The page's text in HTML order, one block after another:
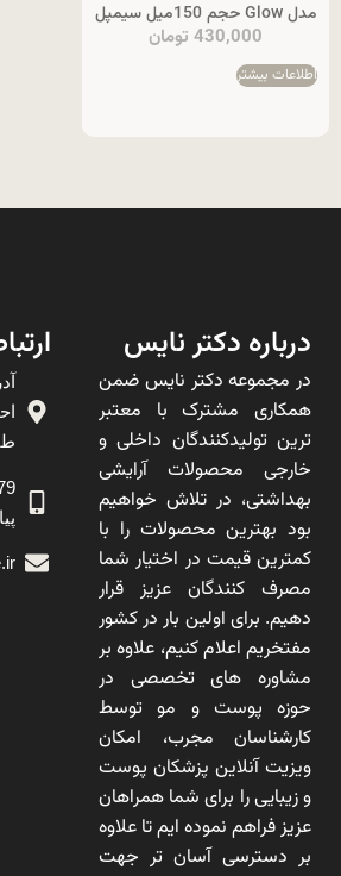
مدل Glow حجم 150میل سیمپل
430,000 تومان
اطلاعات بیشتر
درباره دکتر نایس
در مجموعه دکتر نایس ضمن
همکاری مشترک با معتبر
ترین تولیدکنندگان داخلی و
خارجی محصولات آرایشی
بهداشتی، در تلاش خواهیم
بود بهترین محصولات را با
کمترین قیمت در اختیار شما
مصرف کنندگان عزیز قرار
دهیم. برای اولین بار در کشور
مفتخریم اعلام کنیم، علاوه بر
مشاوره های تخصصی در
حوزه پوست و مو توسط
کارشناسان مجرب، امکان
ویزیت آنلاین پزشکان پوست
و زیبایی را برای شما همراهان
عزیز فراهم نموده ایم تا علاوه
بر دسترسی آسان تر جهت